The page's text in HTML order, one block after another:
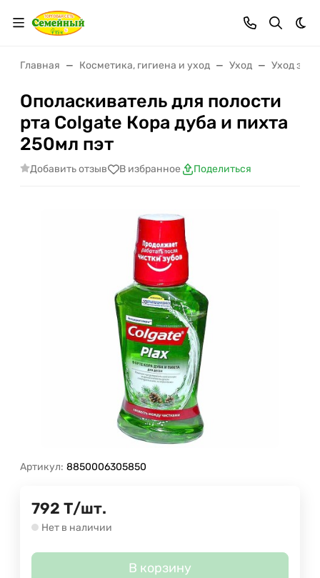
Главная Косметика, гигиена и уход Уход Уход за
Ополаскиватель для полости
рта Colgate Кора дуба и пихта
250мл пэт
Добавить отзыв В избранное Поделиться
Артикул: 8850006305850
792 Т/шт.
Нет в наличии
В корзину